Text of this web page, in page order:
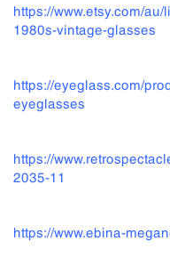
https://www.etsy.com/
1980s-vintage-glasses
https://eyeglass.com/
eyeglasses
https://
2035-11
https://www.ebina-